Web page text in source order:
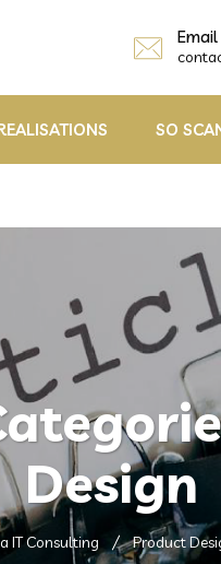
Email
SO
Design
IT Consulting Product